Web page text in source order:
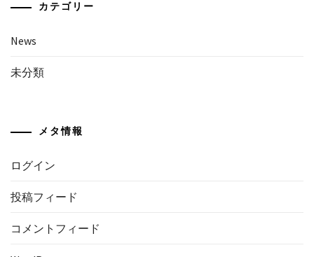
カテゴリー
News
未分類
メタ情報
ログイン
投稿フィード
コメントフィード